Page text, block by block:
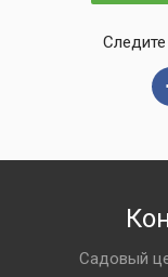
Садовый